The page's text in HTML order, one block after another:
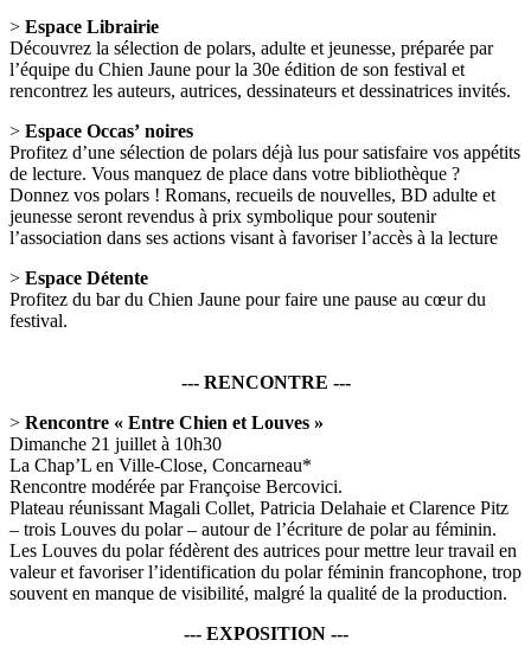
> Espace Librairie
Découvrez la sélection de polars, adulte et jeunesse, préparée par
l’équipe du Chien Jaune pour la 30e édition de son festival et
rencontrez les auteurs, autrices, dessinateurs et dessinatrices invités.
> Espace Occas’ noires
Profitez d’une sélection de polars déjà lus pour satisfaire vos appétits
de lecture. Vous manquez de place dans votre bibliothèque ?
Donnez vos polars ! Romans, recueils de nouvelles, BD adulte et
jeunesse seront revendus à prix symbolique pour soutenir
l’association dans ses actions visant à favoriser l’accès à la lecture
> Espace Détente
Profitez du bar du Chien Jaune pour faire une pause au cœur du
festival.
--- RENCONTRE ---
> Rencontre « Entre Chien et Louves »
Dimanche 21 juillet à 10h30
La Chap’L en Ville-Close, Concarneau*
Rencontre modérée par Françoise Bercovici.
Plateau réunissant Magali Collet, Patricia Delahaie et Clarence Pitz
– trois Louves du polar – autour de l’écriture de polar au féminin.
Les Louves du polar fédèrent des autrices pour mettre leur travail en
valeur et favoriser l’identification du polar féminin francophone, trop
souvent en manque de visibilité, malgré la qualité de la production.
--- EXPOSITION ---